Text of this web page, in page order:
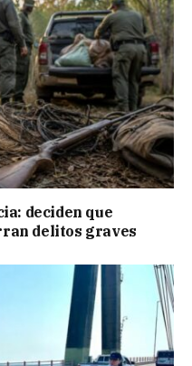
deciden que
delitos graves